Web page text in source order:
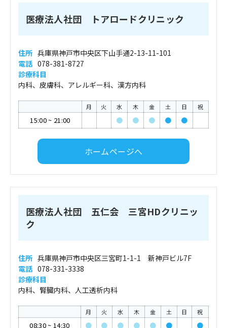
医療法人社団 トアロードクリニック
住所 兵庫県神戸市中央区下山手通2-13-11-101
電話 078-381-8727
診療科目
内科、皮膚科、アレルギー科、漢方内科
月 火 水 木 金 土 日 祝
15:00~ 21:00 ● ● ● ● ●
ホームページへ
医療法人社団 五仁会 三宮HDクリニッ
ク
住所 兵庫県神戸市中央区三宮町1-1-1 新神戸ビル7F
電話 078-331-3338
診療科目
内科、腎臓内科、人工透析内科
月 火 水 木 金 土 日 祝
08:30~ 14:30 ● ● ● ● ● ● ●